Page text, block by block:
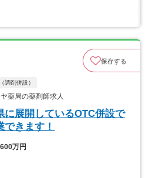
保存する
調剤併設）
薬局の薬剤師求人
に展開しているOTC併設で
きます！
万円